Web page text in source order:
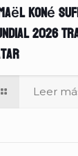
Koné
2026
Leer